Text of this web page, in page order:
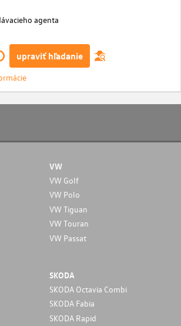
agenta
upraviť hľadanie
VW
VW Golf
VW Polo
VW Tiguan
VW Touran
VW Passat
SKODA
SKODA Octavia Combi
SKODA Fabia
SKODA Rapid